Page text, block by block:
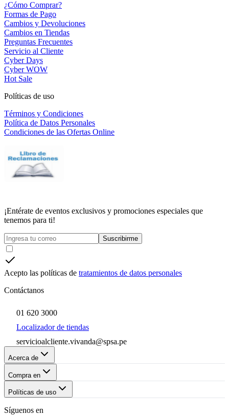
¿Cómo Comprar?
Formas de Pago
Cambios y Devoluciones
Cambios en Tiendas
Preguntas Frecuentes
Servicio al Cliente
Cyber Days
Cyber WOW
Hot Sale
Políticas de uso
Términos y Condiciones
Política de Datos Personales
Condiciones de las Ofertas Online
¡Entérate de eventos exclusivos y promociones especiales que
tenemos para ti!
Suscribirme
Acepto las políticas de tratamientos de datos personales
Contáctanos
01 620 3000
Localizador de tiendas
servicioalcliente.vivanda@spsa.pe
Acerca de
Compra en
Políticas de uso
Síguenos en